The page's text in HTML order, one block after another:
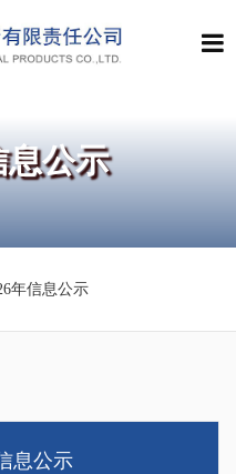
公示
年信息公示
息公示